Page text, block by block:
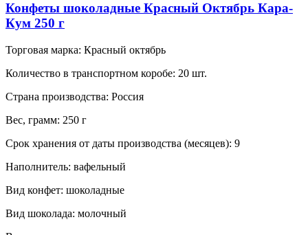
Конфеты шоколадные Красный Октябрь Кара-
Кум 250 г
Торговая марка: Красный октябрь
Количество в транспортном коробе: 20 шт.
Страна производства: Россия
Вес, грамм: 250 г
Срок хранения от даты производства (месяцев): 9
Наполнитель: вафельный
Вид конфет: шоколадные
Вид шоколада: молочный